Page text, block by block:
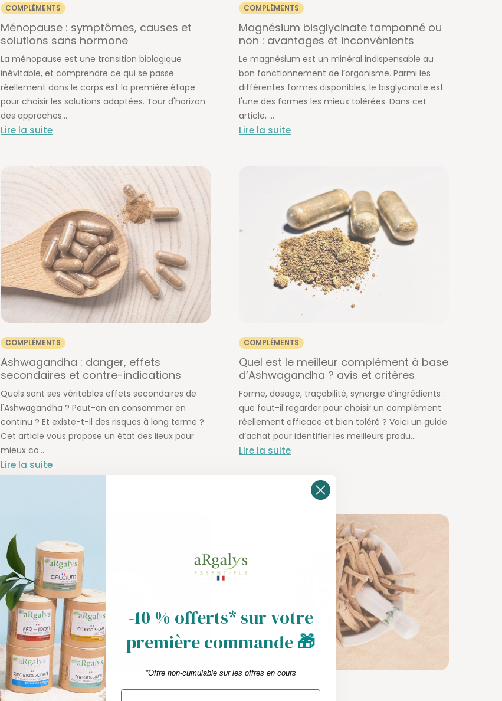
COMPLÉMENTS
Ménopause : symptômes, causes et
solutions sans hormone
La ménopause est une transition biologique
inévitable, et comprendre ce qui se passe
réellement dans le corps est la première étape
pour choisir les solutions adaptées. Tour d'horizon
des approches...
Lire la suite
COMPLÉMENTS
Magnésium bisglycinate tamponné ou
non : avantages et inconvénients
Le magnésium est un minéral indispensable au
bon fonctionnement de l’organisme. Parmi les
différentes formes disponibles, le bisglycinate est
l'une des formes les mieux tolérées. Dans cet
article, ...
Lire la suite
COMPLÉMENTS
Ashwagandha : danger, effets
secondaires et contre-indications
Quels sont ses véritables effets secondaires de
l'Ashwagandha ? Peut-on en consommer en
continu ? Et existe-t-il des risques à long terme ?
Cet article vous propose un état des lieux pour
mieux co...
Lire la suite
COMPLÉMENTS
Quel est le meilleur complément à base
d’Ashwagandha ? avis et critères
Forme, dosage, traçabilité, synergie d’ingrédients :
que faut-il regarder pour choisir un complément
réellement efficace et bien toléré ? Voici un guide
d’achat pour identifier les meilleurs produ...
Lire la suite
COMPLÉMENTS COMPLÉMENTS
-10 % offerts* sur votre
première commande🎁
*Offre non-cumulable sur les offres en cours